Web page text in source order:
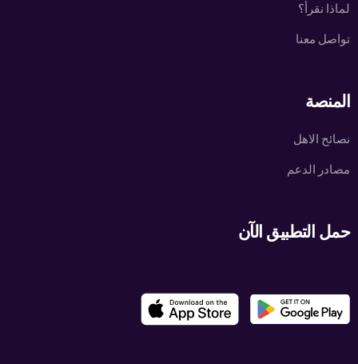
لماذا نقرأ؟
تواصل معنا
المنصة
نصائح الاهل
مصادر الدعم
حمل التطبيق الآن